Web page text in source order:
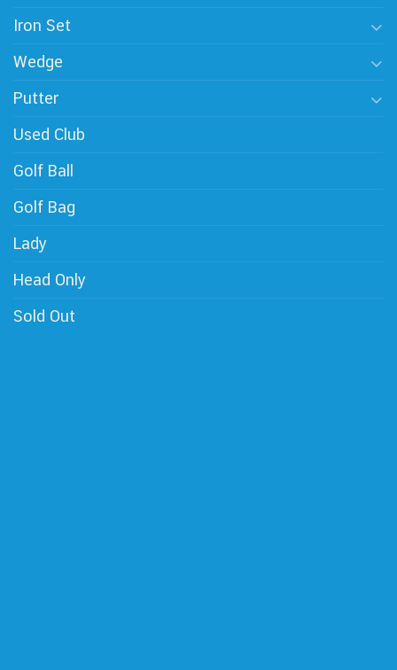
Iron Set
Wedge
Putter
Used Club
Golf Ball
Golf Bag
Lady
Head Only
Sold Out